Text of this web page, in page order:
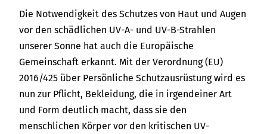
Die Notwendigkeit des Schutzes von Haut und Augen
vor den schädlichen UV-A- und UV-B-Strahlen
unserer Sonne hat auch die Europäische
Gemeinschaft erkannt. Mit der Verordnung (EU)
2016/425 über Persönliche Schutzausrüstung wird es
nun zur Pflicht, Bekleidung, die in irgendeiner Art
und Form deutlich macht, dass sie den
menschlichen Körper vor den kritischen UV-